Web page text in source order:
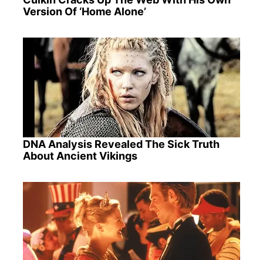
Version Of ‘Home Alone’
DNA Analysis Revealed The Sick Truth
About Ancient Vikings